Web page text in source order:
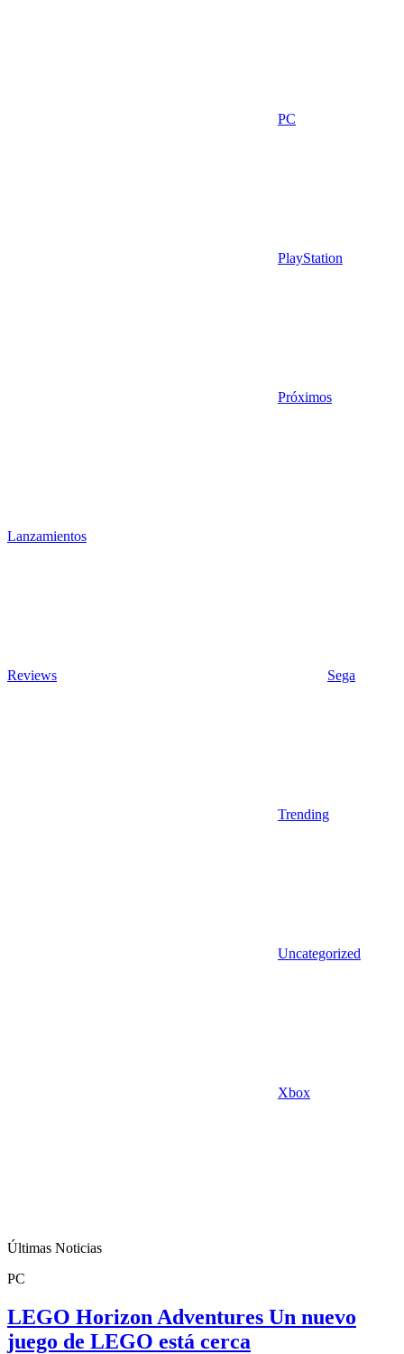
PC
PlayStation
Próximos
Lanzamientos
Reviews Sega
Trending
Uncategorized
Xbox
Últimas Noticias
PC
LEGO Horizon Adventures Un nuevo
juego de LEGO está cerca